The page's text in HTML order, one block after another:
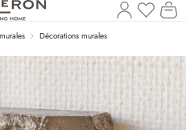
Vous
Décorations murales